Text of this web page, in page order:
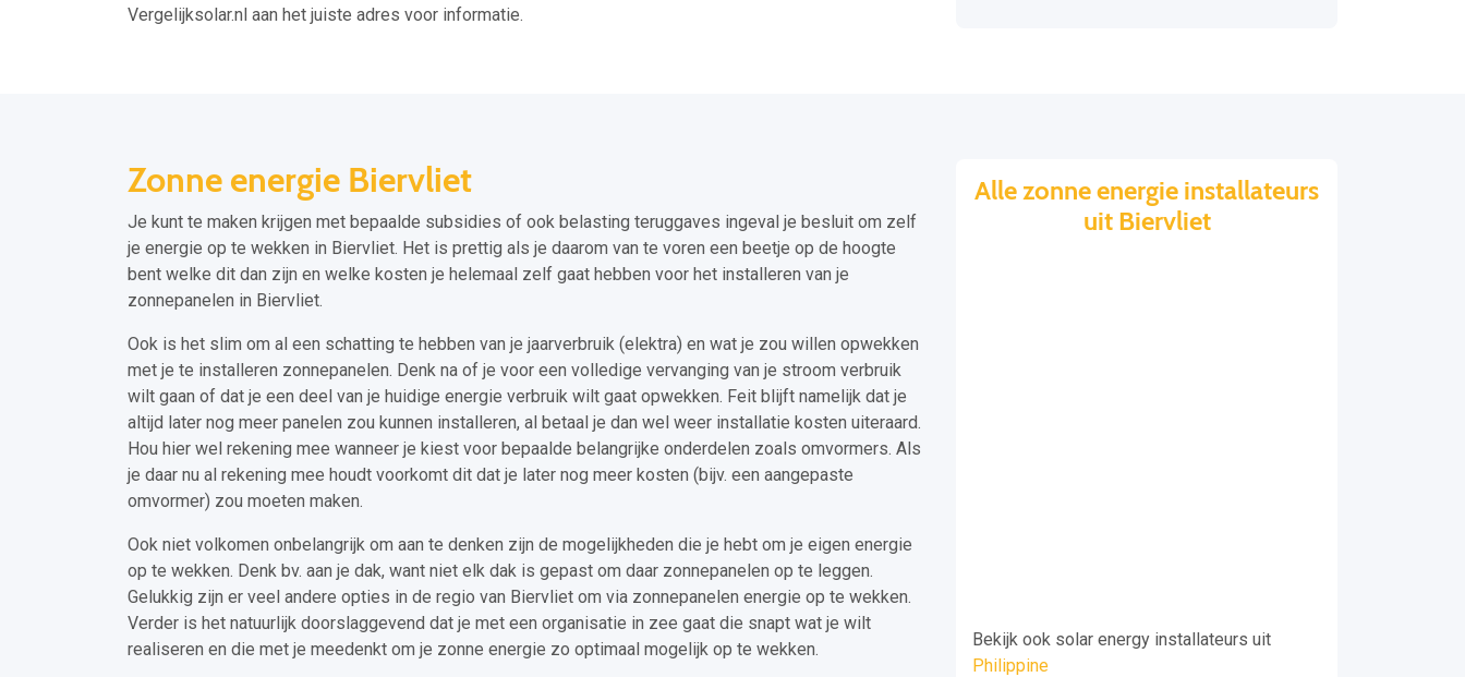
Vergelijksolar.nl aan het juiste adres voor informatie.
Zonne energie Biervliet
Je kunt te maken krijgen met bepaalde subsidies of ook belasting teruggaves ingeval je besluit om zelf
je energie op te wekken in Biervliet. Het is prettig als je daarom van te voren een beetje op de hoogte
bent welke dit dan zijn en welke kosten je helemaal zelf gaat hebben voor het installeren van je
zonnepanelen in Biervliet.
Ook is het slim om al een schatting te hebben van je jaarverbruik (elektra) en wat je zou willen opwekken
met je te installeren zonnepanelen. Denk na of je voor een volledige vervanging van je stroom verbruik
wilt gaan of dat je een deel van je huidige energie verbruik wilt gaat opwekken. Feit blijft namelijk dat je
altijd later nog meer panelen zou kunnen installeren, al betaal je dan wel weer installatie kosten uiteraard.
Hou hier wel rekening mee wanneer je kiest voor bepaalde belangrijke onderdelen zoals omvormers. Als
je daar nu al rekening mee houdt voorkomt dit dat je later nog meer kosten (bijv. een aangepaste
omvormer) zou moeten maken.
Ook niet volkomen onbelangrijk om aan te denken zijn de mogelijkheden die je hebt om je eigen energie
op te wekken. Denk bv. aan je dak, want niet elk dak is gepast om daar zonnepanelen op te leggen.
Gelukkig zijn er veel andere opties in de regio van Biervliet om via zonnepanelen energie op te wekken.
Verder is het natuurlijk doorslaggevend dat je met een organisatie in zee gaat die snapt wat je wilt
realiseren en die met je meedenkt om je zonne energie zo optimaal mogelijk op te wekken.
Alle zonne energie installateurs
uit Biervliet
Bekijk ook solar energy installateurs uit
Philippine